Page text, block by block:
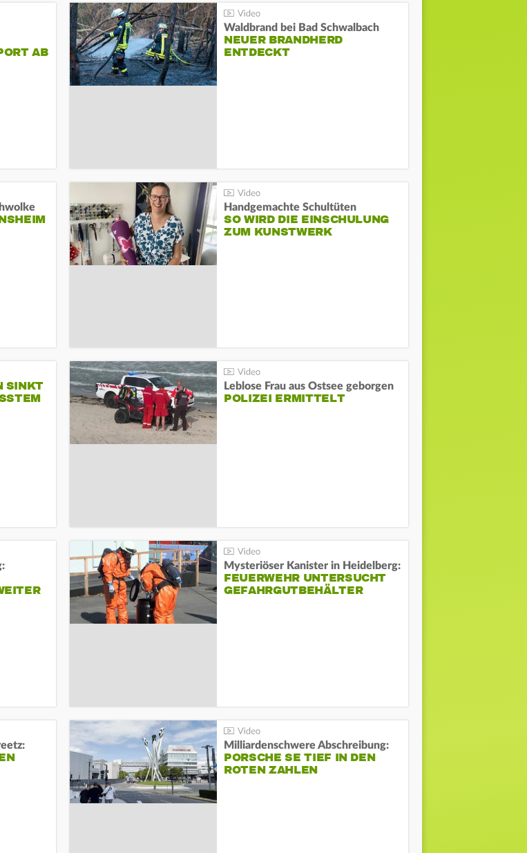
AB
Waldbrand bei Bad Schwalbach
NEUER BRANDHERD
ENTDECKT
E
Handgemachte Schultüten
SO WIRD DIE EINSCHULUNG
ZUM KUNSTWERK
SINKT
R
Leblose Frau aus Ostsee geborgen
POLIZEI ERMITTELT
Mysteriöser Kanister in Heidelberg:
FEUERWEHR UNTERSUCHT
GEFAHRGUTBEHÄLTER
Milliardenschwere Abschreibung:
PORSCHE SE TIEF IN DEN
ROTEN ZAHLEN